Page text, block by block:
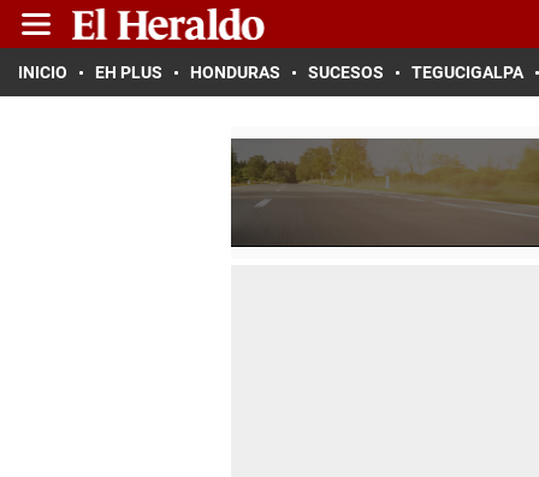
INICIO EH PLUS HONDURAS SUCESOS TEGUCIGALPA